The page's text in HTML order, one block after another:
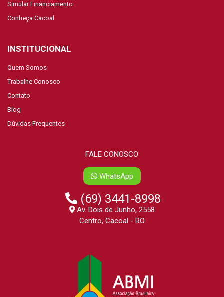
Simular Financiamento
Conheça Cacoal
INSTITUCIONAL
Quem Somos
Trabalhe Conosco
Contato
Blog
Dúvidas Frequentes
FALE CONOSCO
WhatsApp
(69) 3441-8998
Av. Dois de Junho, 2558
Centro, Cacoal - RO